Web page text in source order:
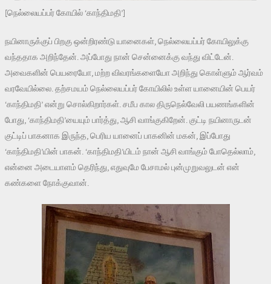
[நெல்லையப்பர் கோயில் ‘காந்திமதி’]
நயினாருக்குப் பிறகு ஒன்றிரண்டு யானைகள், நெல்லையப்பர் கோயிலுக்கு
வந்ததாக அறிந்தேன். அப்போது நான் சென்னைக்கு வந்து விட்டேன்.
அவைகளின் பெயரையோ, மற்ற விவரங்களையோ அறிந்து கொள்ளும் ஆர்வம்
வரவேயில்லை. தற்சமயம் நெல்லையப்பர் கோயிலில் உள்ள யானையின் பெயர்
‘காந்திமதி’ என்று சொல்கிறார்கள். சமீப கால திருநெல்வேலி பயணங்களின்
போது, ‘காந்திமதி’யையும் பார்த்து, ஆசி வாங்குகிறேன். குட்டி நயினாருடன்
குட்டிப் பாகனாக இருந்த, பெரிய யானைப் பாகனின் மகன், இப்போது
‘காந்திமதி’யின் பாகன். ‘காந்திமதி’யிடம் நான் ஆசி வாங்கும் போதெல்லாம்,
என்னை அடையாளம் தெரிந்து, எதுவுமே பேசாமல் புன்முறுவலுடன் என்
கண்களை நோக்குவான்.